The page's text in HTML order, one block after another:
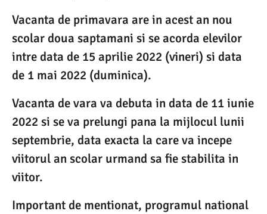
Vacanta de primavara are in acest an nou
scolar doua saptamani si se acorda elevilor
intre data de 15 aprilie 2022 (vineri) si data
de 1 mai 2022 (duminica).
Vacanta de vara va debuta in data de 11 iunie
2022 si se va prelungi pana la mijlocul lunii
septembrie, data exacta la care va incepe
viitorul an scolar urmand sa fie stabilita in
viitor.
Important de mentionat, programul national